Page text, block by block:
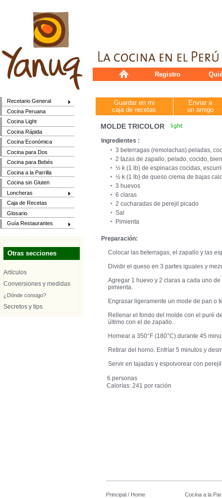
Recetario General
Cocina Peruana
Cocina Light
Cocina Rápida
Cocina Económica
Cocina para Dos
Cocina para Bebés
Cocina a la Parrilla
Cocina sin Gluten
Loncheras
Caja de Recetas
Glosario
Guía Restaurantes
Otras secciones
Artículos
Conversiones y medidas
¿Dónde consigo?
Secretos y tips
Registro
Guardar en mi
caja de recetas
Enviar a
un amigo
MOLDE TRICOLOR
Ingredientes :
3 beterragas (remolachas) peladas,
2 tazas de zapallo, pelado, cocido,
½ k (1 lb) de espinacas cocidas,
½ k (1 lb) de queso crema de bajas
3 huevos
6 claras
2 cucharadas de perejil picado
Sal
Pimienta
Preparación:
Colocar las beterragas, el zapallo y las
Dividir el queso en 3 partes iguales y
Agregar 1 huevo y 2 claras a cada uno
pimienta.
Engrasar ligeramente un mode de pan o
Rellenar el fondo del molde con el puré
último con el de zapallo.
Hornear a 350°F (180°C) durante 45
Retirar del horno. Enfríar 5 minutos y
Servir en tajadas y espolvorear con
6 personas
Calorías: 241 por ración
Principal / Home
Cocina a la